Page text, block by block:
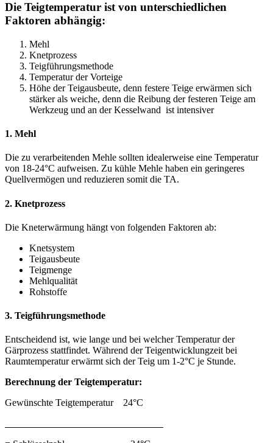
Die Teigtemperatur ist von unterschiedlichen
Faktoren abhängig:
Mehl
Knetprozess
Teigführungsmethode
Temperatur der Vorteige
Höhe der Teigausbeute, denn festere Teige erwärmen sich
stärker als weiche, denn die Reibung der festeren Teige am
Werkzeug und an der Kesselwand ist intensiver
1. Mehl
Die zu verarbeitenden Mehle sollten idealerweise eine Temperatur
von 18-24°C aufweisen. Zu kühle Mehle haben ein geringeres
Quellvermögen und reduzieren somit die TA.
2. Knetprozess
Die Kneterwärmung hängt von folgenden Faktoren ab:
Knetsystem
Teigausbeute
Teigmenge
Mehlqualität
Rohstoffe
3. Teigführungsmethode
Entscheidend ist, wie lange und bei welcher Temperatur der
Gärprozess stattfindet. Während der Teigentwicklungzeit bei
Raumtemperatur erwärmt sich der Teig um 1-2°C je Stunde.
Berechnung der Teigtemperatur:
Gewünschte Teigtemperatur 24°C